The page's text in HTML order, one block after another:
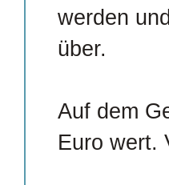
werden
über.
Auf dem
Euro wert.